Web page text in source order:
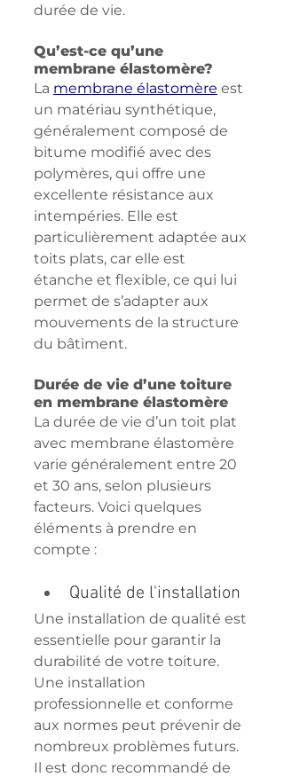
durée de vie.
Qu’est-ce qu’une
membrane élastomère?
La membrane élastomère est
un matériau synthétique,
généralement composé de
bitume modifié avec des
polymères, qui offre une
excellente résistance aux
intempéries. Elle est
particulièrement adaptée aux
toits plats, car elle est
étanche et flexible, ce qui lui
permet de s’adapter aux
mouvements de la structure
du bâtiment.
Durée de vie d’une toiture
en membrane élastomère
La durée de vie d’un toit plat
avec membrane élastomère
varie généralement entre 20
et 30 ans, selon plusieurs
facteurs. Voici quelques
éléments à prendre en
compte :
Qualité de l'installation
Une installation de qualité est
essentielle pour garantir la
durabilité de votre toiture.
Une installation
professionnelle et conforme
aux normes peut prévenir de
nombreux problèmes futurs.
Il est donc recommandé de